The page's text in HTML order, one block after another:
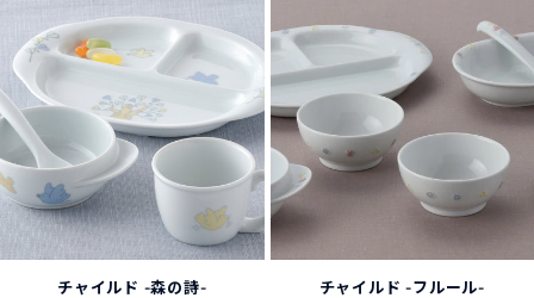
チャイルド -森の詩- チャイルド -フルール-